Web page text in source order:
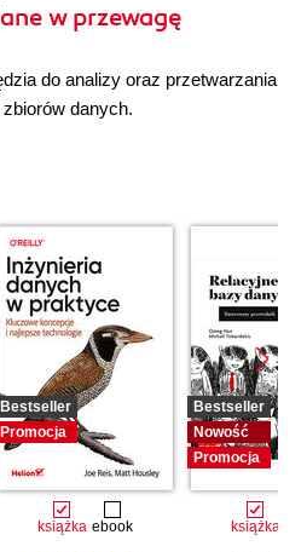
w przewagę
do analizy oraz przetwarzania
danych.
Bestseller
Promocja
książka ebook
Bestseller
Nowość
Promocja
książka